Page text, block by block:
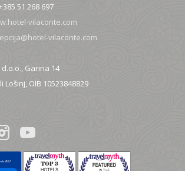
51 268 697
vilaconte.com
vilaconte.com
Garina 14
Lošinj, OIB 10523848829